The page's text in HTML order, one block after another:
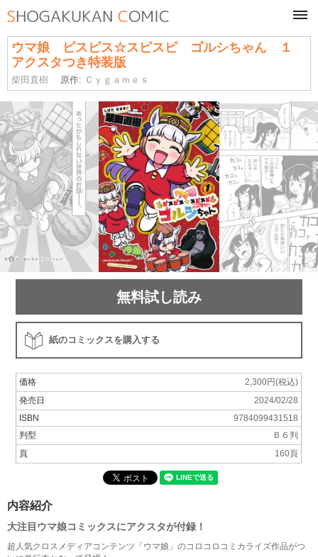
ウマ娘 ピスピス☆スピスピ ゴルシちゃん １
アクスタつき特装版
柴田直樹 原作: Ｃｙｇａｍｅｓ
無料試し読み
紙のコミックスを購入する
価格
2,300円(税込)
発売日
2024/02/28
ISBN
9784099431518
判型
Ｂ６判
頁
160頁
内容紹介
大注目ウマ娘コミックスにアクスタが付録！
超人気クロスメディアコンテンツ「ウマ娘」のコロコロコミカライズ作品がつ